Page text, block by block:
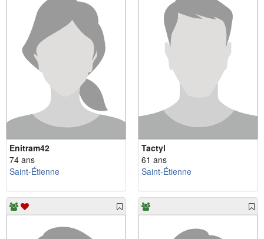
Enitram42
74 ans
Saint-Étienne
Tactyl
61 ans
Saint-Étienne